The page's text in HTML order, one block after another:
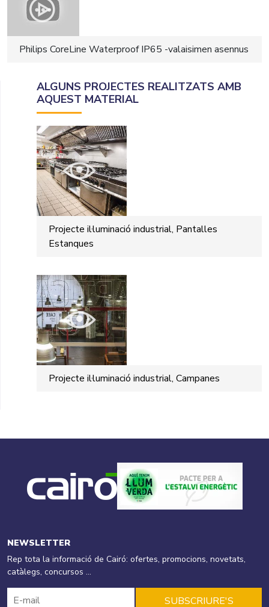
Philips CoreLine Waterproof IP65 -valaisimen asennus
ALGUNS PROJECTES REALITZATS AMB
AQUEST MATERIAL
Projecte il·luminació industrial, Pantalles
Estanques
Projecte il·luminació industrial, Campanes
NEWSLETTER
Rep tota la informació de Cairó: ofertes, promocions, novetats,
catàlegs, concursos ...
SUBSCRIURE'S